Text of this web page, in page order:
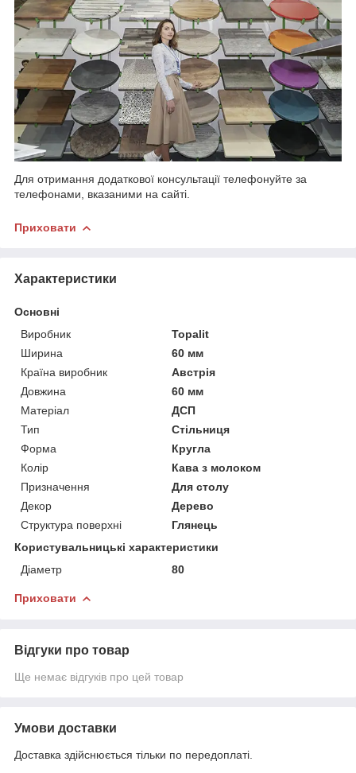
Для отримання додаткової консультації телефонуйте за
телефонами, вказаними на сайті.
Приховати
Характеристики
Основні
Виробник
Topalit
Ширина
60 мм
Країна виробник
Австрія
Довжина
60 мм
Матеріал
ДСП
Тип
Стільниця
Форма
Кругла
Колір
Кава з молоком
Призначення
Для столу
Декор
Дерево
Структура поверхні
Глянець
Користувальницькі характеристики
Діаметр
80
Приховати
Відгуки про товар
Ще немає відгуків про цей товар
Умови доставки
Доставка здійснюється тільки по передоплаті.